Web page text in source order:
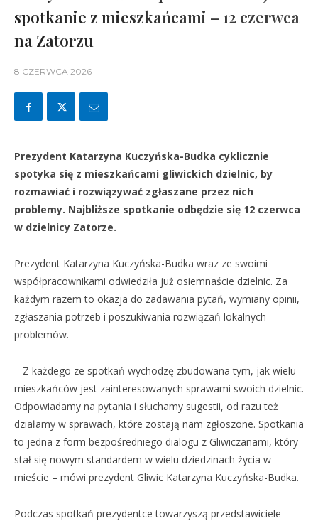
spotkanie z mieszkańcami – 12 czerwca
na Zatorzu
8 CZERWCA 2026
Prezydent Katarzyna Kuczyńska-Budka cyklicznie
spotyka się z mieszkańcami gliwickich dzielnic, by
rozmawiać i rozwiązywać zgłaszane przez nich
problemy. Najbliższe spotkanie odbędzie się 12 czerwca
w dzielnicy Zatorze.
Prezydent Katarzyna Kuczyńska-Budka wraz ze swoimi
współpracownikami odwiedziła już osiemnaście dzielnic. Za
każdym razem to okazja do zadawania pytań, wymiany opinii,
zgłaszania potrzeb i poszukiwania rozwiązań lokalnych
problemów.
– Z każdego ze spotkań wychodzę zbudowana tym, jak wielu
mieszkańców jest zainteresowanych sprawami swoich dzielnic.
Odpowiadamy na pytania i słuchamy sugestii, od razu też
działamy w sprawach, które zostają nam zgłoszone. Spotkania
to jedna z form bezpośredniego dialogu z Gliwiczanami, który
stał się nowym standardem w wielu dziedzinach życia w
mieście – mówi prezydent Gliwic Katarzyna Kuczyńska-Budka.
Podczas spotkań prezydentce towarzyszą przedstawiciele